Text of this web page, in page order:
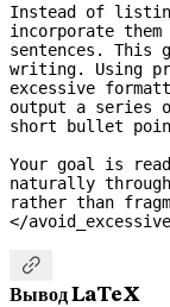
Instead of
incorporate
sentences. This
writing. Using
excessive
output a series
short bullet
Your goal is
naturally
rather than
</

Вывод LaTeX